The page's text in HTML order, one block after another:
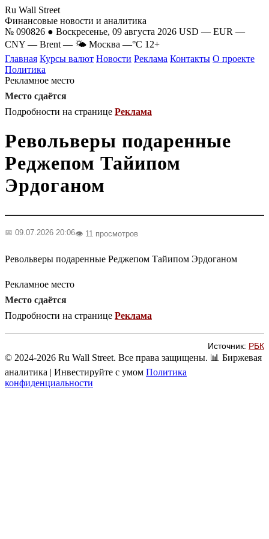
Ru Wall Street
Финансовые новости и аналитика
№ 090826 ● Воскресенье, 09 августа 2026 USD — EUR —
CNY — Brent — 🌤 Москва —°C 12+
Главная Курсы валют Новости Реклама Контакты О проекте
Политика
Рекламное место
Место сдаётся
Подробности на странице Реклама
Револьверы подаренные
Реджепом Тайипом
Эрдоганом
📅 09.07.2026 20:06👁️ 11 просмотров
Револьверы подаренные Реджепом Тайипом Эрдоганом
Рекламное место
Место сдаётся
Подробности на странице Реклама
Источник: РБК
© 2024-2026 Ru Wall Street. Все права защищены. 📊 Биржевая
аналитика | Инвестируйте с умом Политика
конфиденциальности